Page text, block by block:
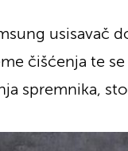
usisavač
čišćenja te
spremnika,